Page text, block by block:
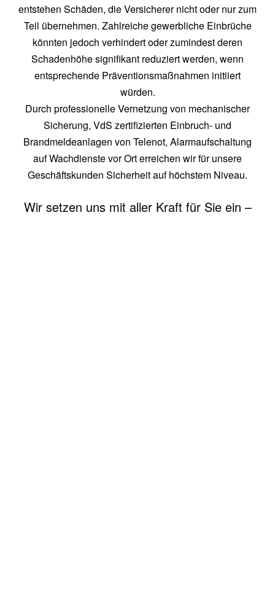
entstehen Schäden, die Versicherer nicht oder nur zum
Teil übernehmen. Zahlreiche gewerbliche Einbrüche
könnten jedoch verhindert oder zumindest deren
Schadenhöhe signifikant reduziert werden, wenn
entsprechende Präventionsmaßnahmen initiiert
würden.
Durch professionelle Vernetzung von mechanischer
Sicherung, VdS zertifizierten Einbruch- und
Brandmeldeanlagen von Telenot, Alarmaufschaltung
auf Wachdienste vor Ort erreichen wir für unsere
Geschäftskunden Sicherheit auf höchstem Niveau.
Wir setzen uns mit aller Kraft für Sie ein –